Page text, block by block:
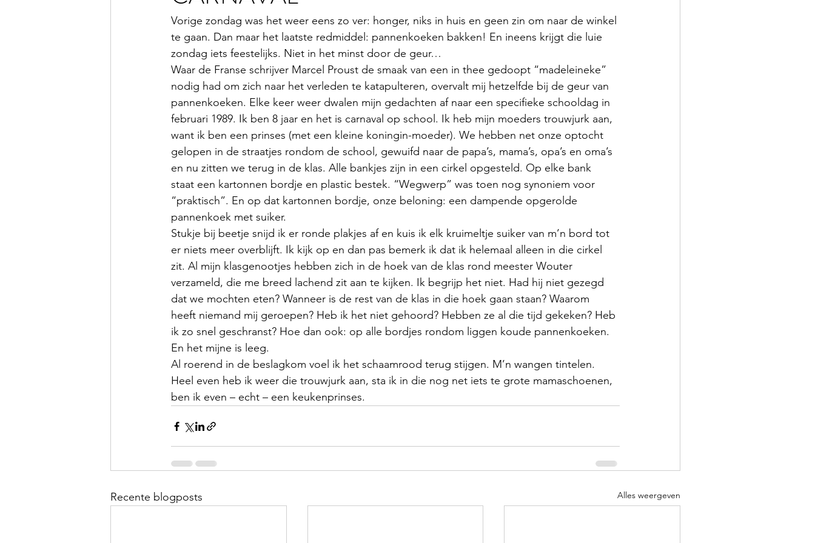
Vorige zondag was het weer eens zo ver: honger, niks in huis en geen zin om naar de winkel
te gaan. Dan maar het laatste redmiddel: pannenkoeken bakken! En ineens krijgt die luie
zondag iets feestelijks. Niet in het minst door de geur…
Waar de Franse schrijver Marcel Proust de smaak van een in thee gedoopt “madeleineke”
nodig had om zich naar het verleden te katapulteren, overvalt mij hetzelfde bij de geur van
pannenkoeken. Elke keer weer dwalen mijn gedachten af naar een specifieke schooldag in
februari 1989. Ik ben 8 jaar en het is carnaval op school. Ik heb mijn moeders trouwjurk aan,
want ik ben een prinses (met een kleine koningin-moeder). We hebben net onze optocht
gelopen in de straatjes rondom de school, gewuifd naar de papa’s, mama’s, opa’s en oma’s
en nu zitten we terug in de klas. Alle bankjes zijn in een cirkel opgesteld. Op elke bank
staat een kartonnen bordje en plastic bestek. “Wegwerp” was toen nog synoniem voor
“praktisch”. En op dat kartonnen bordje, onze beloning: een dampende opgerolde
pannenkoek met suiker.
Stukje bij beetje snijd ik er ronde plakjes af en kuis ik elk kruimeltje suiker van m’n bord tot
er niets meer overblijft. Ik kijk op en dan pas bemerk ik dat ik helemaal alleen in die cirkel
zit. Al mijn klasgenootjes hebben zich in de hoek van de klas rond meester Wouter
verzameld, die me breed lachend zit aan te kijken. Ik begrijp het niet. Had hij niet gezegd
dat we mochten eten? Wanneer is de rest van de klas in die hoek gaan staan? Waarom
heeft niemand mij geroepen? Heb ik het niet gehoord? Hebben ze al die tijd gekeken? Heb
ik zo snel geschranst? Hoe dan ook: op alle bordjes rondom liggen koude pannenkoeken.
En het mijne is leeg.
Al roerend in de beslagkom voel ik het schaamrood terug stijgen. M’n wangen tintelen.
Heel even heb ik weer die trouwjurk aan, sta ik in die nog net iets te grote mamaschoenen,
ben ik even – echt – een keukenprinses.
Recente blogposts Alles weergeven